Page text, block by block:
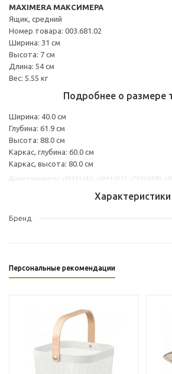
MAXIMERA МАКСИМЕРА
Ящик, средний
Номер товара: 003.681.02
Ширина: 31 см
Высота: 7 см
Длина: 54 см
Вес: 5.55 кг
Подробнее о размере
Ширина: 40.0 см
Глубина: 61.9 см
Высота: 88.0 см
Каркас, глубина: 60.0 см
Каркас, высота: 80.0 см
Характеристики
Бренд
Персональные рекомендации